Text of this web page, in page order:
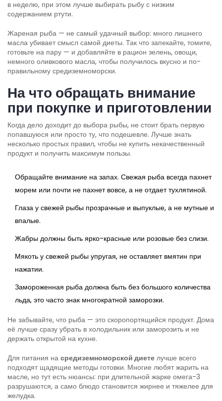
в неделю, при этом лучше выбирать рыбу с низким
содержанием ртути.
Жареная рыба — не самый удачный выбор: много лишнего
масла убивает смысл самой диеты. Так что запекайте, томите,
готовьте на пару — и добавляйте в рацион зелень, овощи,
немного оливкового масла, чтобы получилось вкусно и по-
правильному средиземноморски.
На что обращать внимание
при покупке и приготовлении
Когда дело доходит до выбора рыбы, не стоит брать первую
попавшуюся или просто ту, что подешевле. Лучше знать
несколько простых правил, чтобы не купить некачественный
продукт и получить максимум пользы.
Обращайте внимание на запах. Свежая рыба всегда пахнет
морем или почти не пахнет вовсе, а не отдает тухлятиной.
Глаза у свежей рыбы прозрачные и выпуклые, а не мутные и
впалые.
Жабры должны быть ярко-красные или розовые без слизи.
Мякоть у свежей рыбы упругая, не оставляет вмятин при
нажатии.
Замороженная рыба должна быть без большого количества
льда, это часто знак многократной заморозки.
Не забывайте, что рыба — это скоропортящийся продукт. Дома
её лучше сразу убрать в холодильник или заморозить и не
держать открытой на кухне.
Для питания на средиземноморской диете лучше всего
подходят щадящие методы готовки. Многие любят жарить на
масле, но тут есть нюансы: при длительной жарке омега-3
разрушаются, а само блюдо становится жирнее и тяжелее для
желудка.